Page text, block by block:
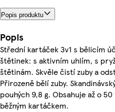
Popis produktu
Popis
Střední kartáček 3v1 s bělicím
štětinek: s aktivním uhlím, s
štětinám. Skvěle čistí zuby a
Přirozeně bělí zuby.
pouhých 9,8 g. Obsahuje až o
běžným kartáčkem.